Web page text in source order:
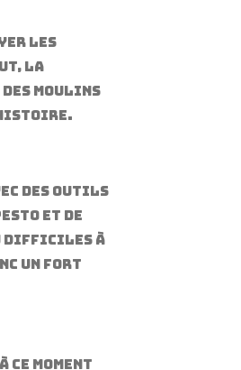
les
la
moulins
histoire.
des outils
et de
difficiles à
un fort
moment